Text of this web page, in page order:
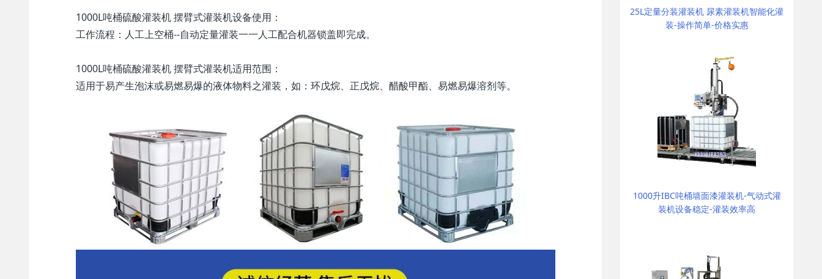
1000L吨桶硫酸灌装机 摆臂式灌装机设备使用：
工作流程：人工上空桶--自动定量灌装一一人工配合机器锁盖即完成。
1000L吨桶硫酸灌装机 摆臂式灌装机适用范围：
适用于易产生泡沫或易燃易爆的液体物料之灌装，如：环戊烷、正戊烷、醋酸甲酯、易燃易爆溶剂等。
25L定量分装灌装机 尿素灌装机智能化灌
装-操作简单-价格实惠
1000升IBC吨桶墙面漆灌装机-气动式灌
装机设备稳定-灌装效率高